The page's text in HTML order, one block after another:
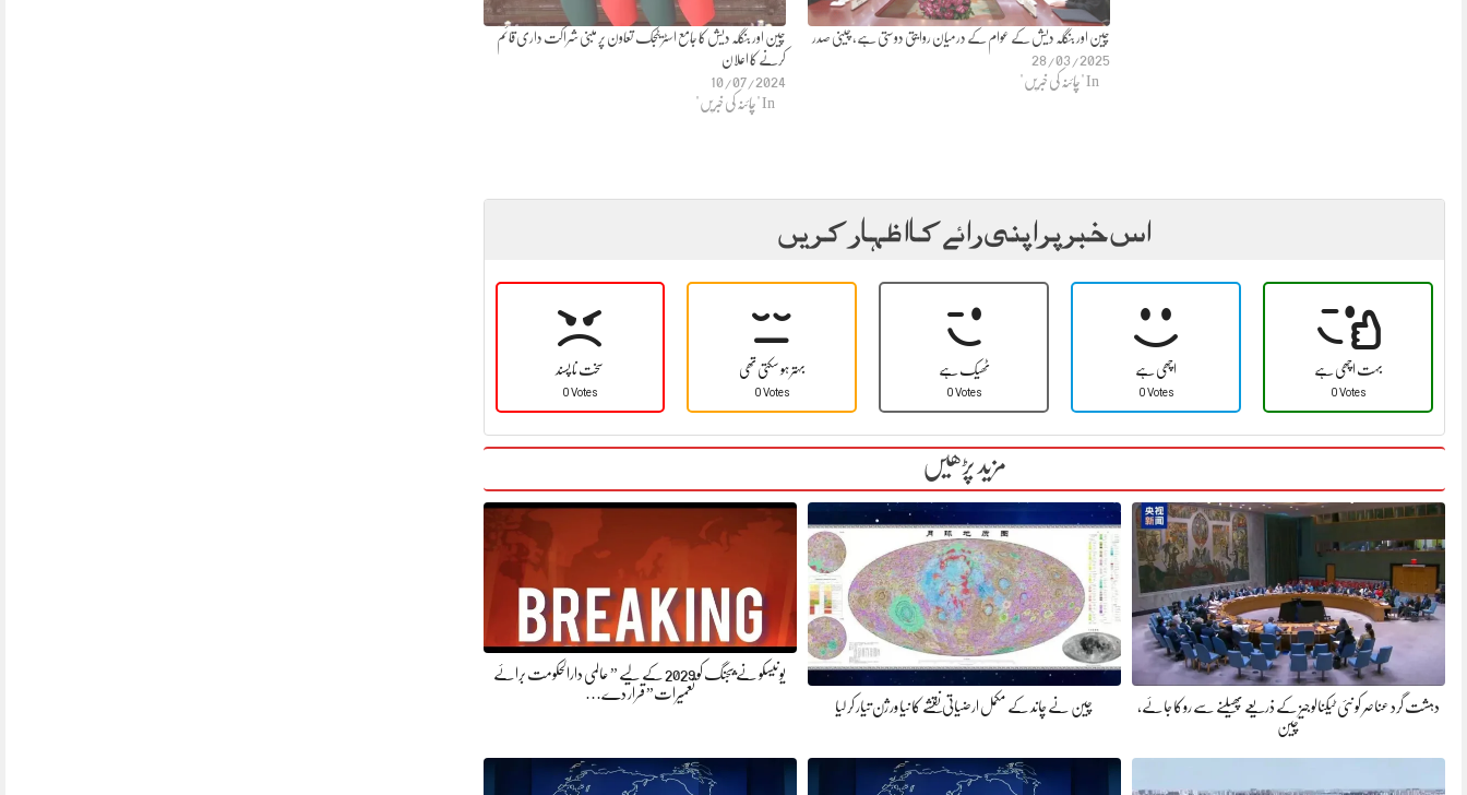
چین اور بنگلہ دیش کا جامع اسٹریٹجک تعاون پر مبنی شراکت داری قائم
کرنے کا اعلان
10/07/2024
In "چائنہ کی خبریں"
چین اور بنگلہ دیش کے عوام کے درمیان روایتی دوستی ہے، چینی صدر
28/03/2025
In "چائنہ کی خبریں"
اس خبر پر اپنی رائے کا اظہار کریں
سخت نا پسند
0 Votes
بہتر ہو سکتی تھی
0 Votes
ٹھیک ہے
0 Votes
اچھی ہے
0 Votes
بہت اچھی ہے
0 Votes
مزید پڑھیں
دہشت گرد عناصر کو نئی ٹیکنالوجیز کے ذریعے پھیلنے سے روکا جائے،
چین
چین نے چاند کے مکمل ارضیاتی نقشے کا نیا ورژن تیار کر لیا
یونیسکو نے بیجنگ کو 2029 کے لیے ” عالمی دارالحکومت برائے
تعمیرات” قرار دے…